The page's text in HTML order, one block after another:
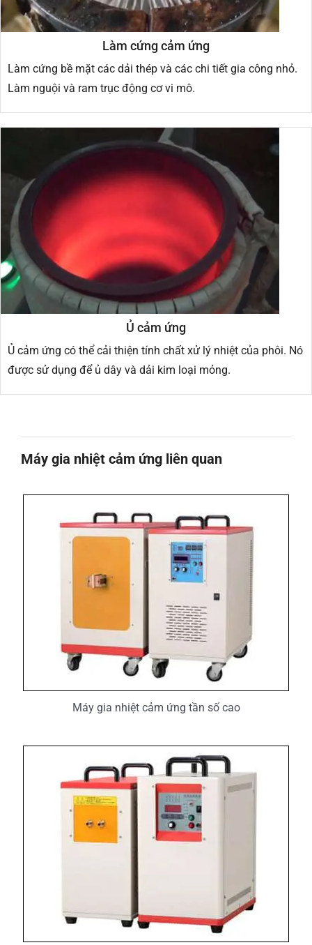
Làm cứng cảm ứng
Làm cứng bề mặt các dải thép và các chi tiết gia công nhỏ.
Làm nguội và ram trục động cơ vi mô.
Ủ cảm ứng
Ủ cảm ứng có thể cải thiện tính chất xử lý nhiệt của phôi. Nó
được sử dụng để ủ dây và dải kim loại mỏng.
Máy gia nhiệt cảm ứng liên quan
Máy gia nhiệt cảm ứng tần số cao